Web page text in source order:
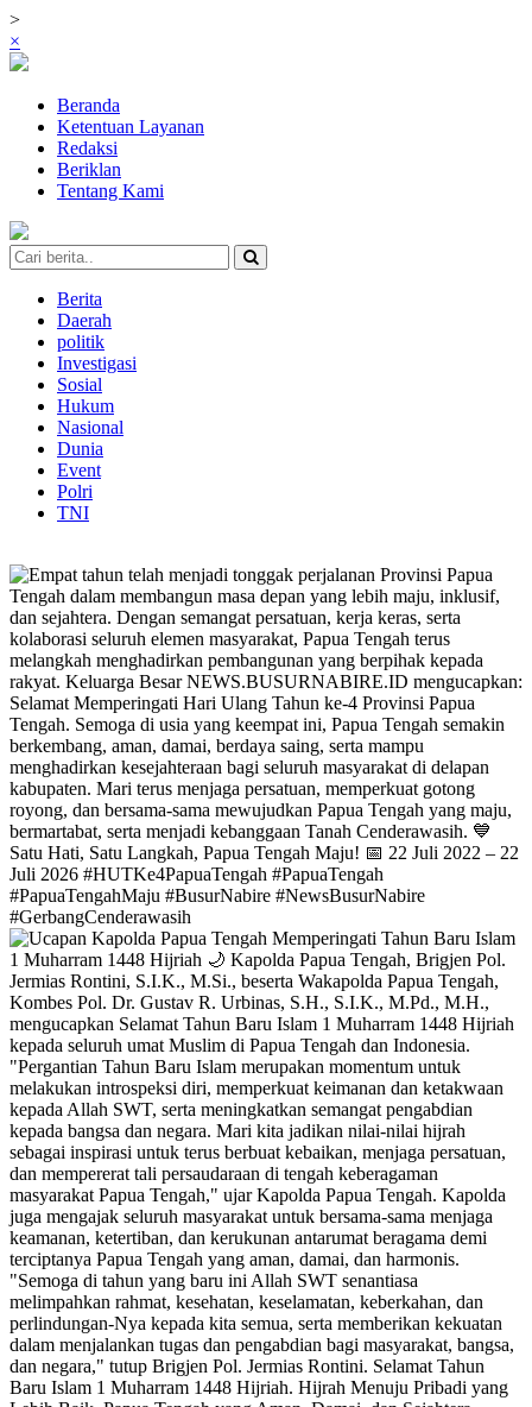
>
×
Beranda
Ketentuan Layanan
Redaksi
Beriklan
Tentang Kami
Berita
Daerah
politik
Investigasi
Sosial
Hukum
Nasional
Dunia
Event
Polri
TNI